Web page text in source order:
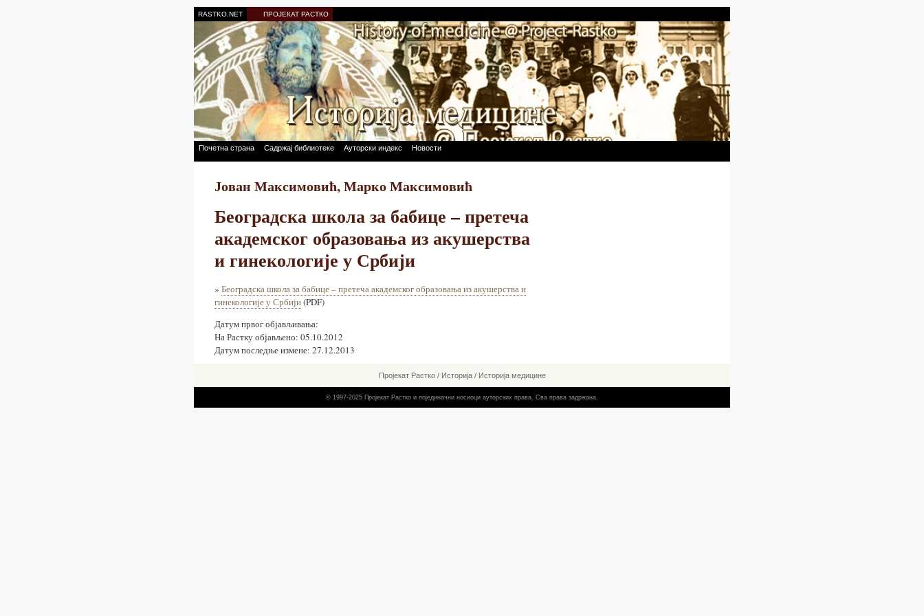
RASTKO.NET ПРОЈЕКАТ РАСТКО
Почетна страна Садржај библиотеке Ауторски индекс Новости
Јован Максимовић, Марко Максимовић
Београдска школа за бабице – претеча
академског образовања из акушерства
и гинекологије у Србији
» Београдска школа за бабице – претеча академског образовања из акушерства и
гинекологије у Србији(PDF)
Датум првог објављивања:
На Растку објављено: 05.10.2012
Датум последње измене: 27.12.2013
Пројекат Растко/ Историја/ Историја медицине
© 1997-2025 Пројекат Растко и појединачни носиоци ауторских права. Сва права задржана.